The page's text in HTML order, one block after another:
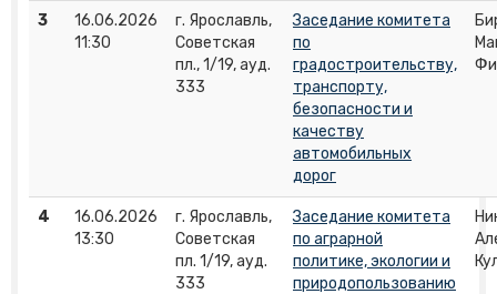
3
16.06.2026
11:30
г. Ярославль,
Советская
пл., 1/19, ауд.
333
Заседание комитета
по
градостроительству,
транспорту,
безопасности и
качеству
автомобильных
дорог
4
16.06.2026
13:30
г. Ярославль,
Советская
пл. 1/19, ауд.
333
Заседание комитета
по аграрной
политике, экологии и
природопользованию